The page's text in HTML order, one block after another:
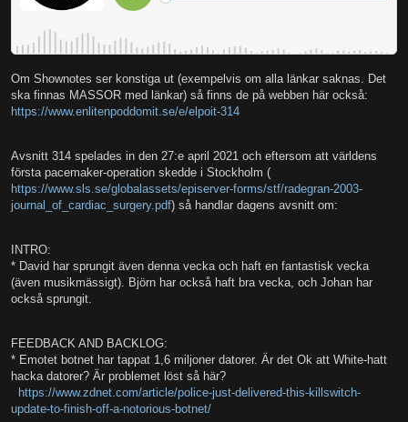
Om Shownotes ser konstiga ut (exempelvis om alla länkar saknas. Det
ska finnas MASSOR med länkar) så finns de på webben här också:
https://www.enlitenpoddomit.se/e/elpoit-314
Avsnitt 314 spelades in den 27:e april 2021 och eftersom att världens
första pacemaker-operation skedde i Stockholm (
https://www.sls.se/globalassets/episerver-forms/stf/radegran-2003-
journal_of_cardiac_surgery.pdf) så handlar dagens avsnitt om:
INTRO:
* David har sprungit även denna vecka och haft en fantastisk vecka
(även musikmässigt). Björn har också haft bra vecka, och Johan har
också sprungit.
FEEDBACK AND BACKLOG:
* Emotet botnet har tappat 1,6 miljoner datorer. Är det Ok att White-hatt
hacka datorer? Är problemet löst så här?
https://www.zdnet.com/article/police-just-delivered-this-killswitch-
update-to-finish-off-a-notorious-botnet/